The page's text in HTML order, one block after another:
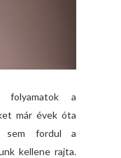
folyamatok a
már évek óta
sem fordul a
kellene rajta.